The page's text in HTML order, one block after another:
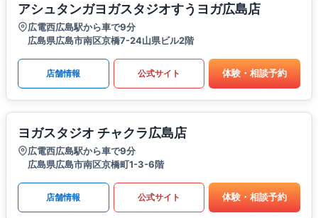
アシュタンガヨガスタジオすうヨガ広島店
広電西広島駅から車で9分
広島県広島市南区京橋7-24山県ビル2階
店舗情報 公式サイト 体験・相談予約
ヨガスタジオ チャクラ広島店
広電西広島駅から車で9分
広島県広島市南区京橋町1-3-6階
店舗情報 公式サイト 体験・相談予約